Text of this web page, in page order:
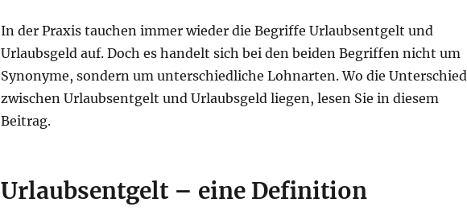
In der Praxis tauchen immer wieder die Begriffe Urlaubsentgelt und
Urlaubsgeld auf. Doch es handelt sich bei den beiden Begriffen nicht um
Synonyme, sondern um unterschiedliche Lohnarten. Wo die
zwischen Urlaubsentgelt und Urlaubsgeld liegen, lesen Sie in diesem
Beitrag.
Urlaubsentgelt – eine Definition